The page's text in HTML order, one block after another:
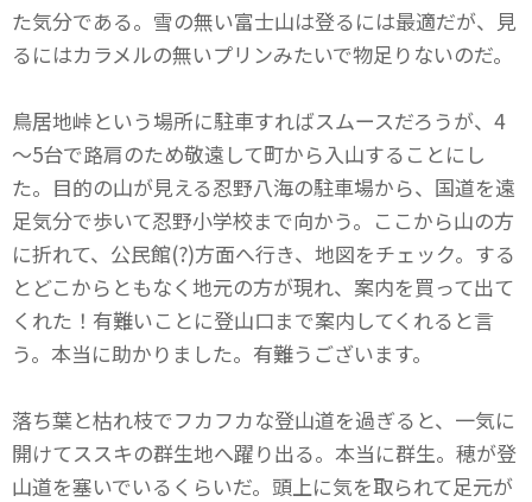
た気分である。雪の無い富士山は登るには最適だが、見
るにはカラメルの無いプリンみたいで物足りないのだ。
鳥居地峠という場所に駐車すればスムースだろうが、4
～5台で路肩のため敬遠して町から入山することにし
た。目的の山が見える忍野八海の駐車場から、国道を遠
足気分で歩いて忍野小学校まで向かう。ここから山の方
に折れて、公民館(?)方面へ行き、地図をチェック。する
とどこからともなく地元の方が現れ、案内を買って出て
くれた！有難いことに登山口まで案内してくれると言
う。本当に助かりました。有難うございます。
落ち葉と枯れ枝でフカフカな登山道を過ぎると、一気に
開けてススキの群生地へ躍り出る。本当に群生。穂が登
山道を塞いでいるくらいだ。頭上に気を取られて足元が